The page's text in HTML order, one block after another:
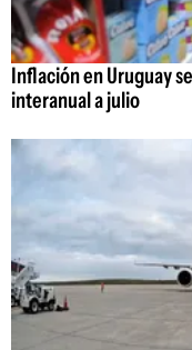
Inflación en Uruguay
interanual a julio